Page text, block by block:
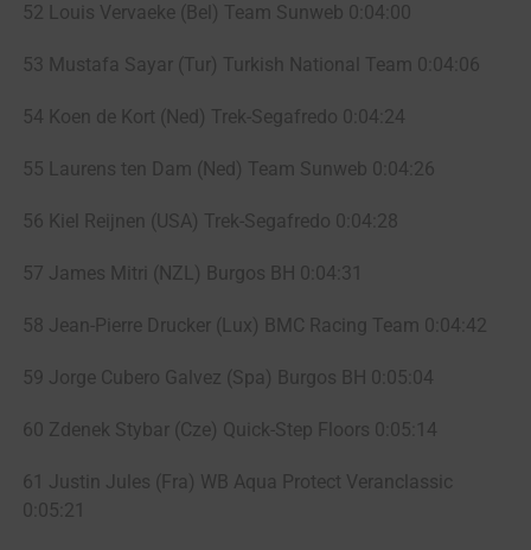
52 Louis Vervaeke (Bel) Team Sunweb 0:04:00
53 Mustafa Sayar (Tur) Turkish National Team 0:04:06
54 Koen de Kort (Ned) Trek-Segafredo 0:04:24
55 Laurens ten Dam (Ned) Team Sunweb 0:04:26
56 Kiel Reijnen (USA) Trek-Segafredo 0:04:28
57 James Mitri (NZL) Burgos BH 0:04:31
58 Jean-Pierre Drucker (Lux) BMC Racing Team 0:04:42
59 Jorge Cubero Galvez (Spa) Burgos BH 0:05:04
60 Zdenek Stybar (Cze) Quick-Step Floors 0:05:14
61 Justin Jules (Fra) WB Aqua Protect Veranclassic
0:05:21